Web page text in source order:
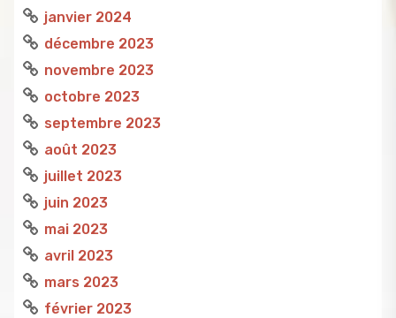
janvier 2024
décembre 2023
novembre 2023
octobre 2023
septembre 2023
août 2023
juillet 2023
juin 2023
mai 2023
avril 2023
mars 2023
février 2023